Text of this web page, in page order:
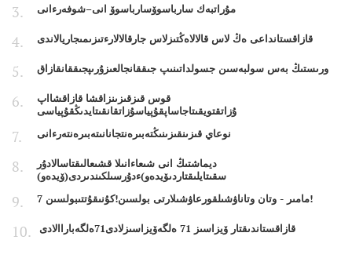
مۇراتبەك سارباسوۆسارباسوۆ انى–شوفەرءانى
قازاقستانداعى ەڭ لاس قالالاەڭتىزلاس جارقالالارءتىزىمىجاريالاندى
ورىستىڭ بەس سولبەسىن جسولداتىنىپ جىققانجالعىزۇرىپجىققانقازاق
قوس قىزقىزىنزاقشا قازاقشااپ
ۇزاتقتويقىتاجاساپقۇپياسۇزاتقانقىتايدىڭقۇپياسى
نوعاي قىزىنقىزىنىڭتەبىرەنتجانانىتەبىرەنتەرءانى
ديماشتىڭ انى شىعاءانىلا قشىعالىقتاسالادۇر
سقىتايلىقتاردىۆيدەو)ءدۇرسىلكىندىردى(ۆيدەو)
7 مامىر - وتان وتاناۋشىلقورعاۋشىلارتى بولسىن!كۇنىقۇتتىبولسىن!
قازاقستاندىقتار ۆيزاسىز 71 ەلگەۆيزاسىزلادى71ەلگەباراالادى